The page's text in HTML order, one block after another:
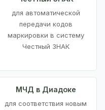
для автоматической
передачи кодов
маркировки в систему
Честный ЗНАК
МЧД в Диадоке
для соответствия новым